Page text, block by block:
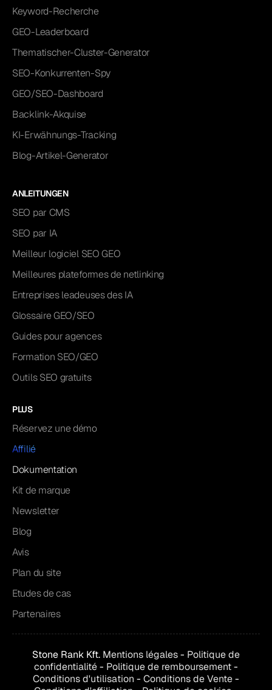
Keyword-Recherche
GEO-Leaderboard
Thematischer-Cluster-Generator
SEO-Konkurrenten-Spy
GEO/SEO-Dashboard
Backlink-Akquise
KI-Erwähnungs-Tracking
Blog-Artikel-Generator
ANLEITUNGEN
SEO par CMS
SEO par IA
Meilleur logiciel SEO GEO
Meilleures plateformes de netlinking
Entreprises leadeuses des IA
Glossaire GEO/SEO
Guides pour agences
Formation SEO/GEO
Outils SEO gratuits
PLUS
Réservez une démo
Affilié
Dokumentation
Kit de marque
Newsletter
Blog
Avis
Plan du site
Etudes de cas
Partenaires
Stone Rank Kft. Mentions légales- Politique de
confidentialité- Politique de remboursement-
Conditions d'utilisation - Conditions deVente-